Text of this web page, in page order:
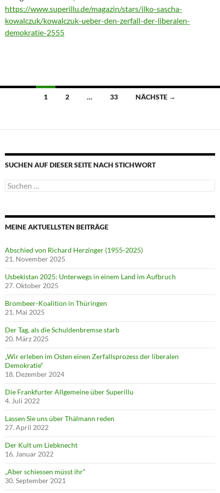
https://www.superillu.de/magazin/stars/ilko-sascha-
kowalczuk/kowalczuk-ueber-den-zerfall-der-liberalen-
demokratie-2555
Beitragsnavigation
1 2 … 33 NÄCHSTE →
SUCHEN AUF DIESER SEITE NACH STICHWORT
Suche
nach:
MEINE AKTUELLSTEN BEITRÄGE
Abschied von Richard Herzinger (1955-2025)
21. November 2025
Usbekistan 2025: Unterwegs in einem Land im Aufbruch
27. Oktober 2025
Brombeer-Koalition in Thüringen
21. Mai 2025
Der Tag, als die Schuldenbremse starb
20. März 2025
„Wir erleben im Osten einen Zerfallsprozess der liberalen
Demokratie“
18. Dezember 2024
Die Frankfurter Allgemeine über Superillu
4. Juli 2022
Lassen Sie uns über Thälmann reden
27. April 2022
Der Kult um Liebknecht
16. Januar 2022
„Aber schiessen müsst ihr“
30. September 2021